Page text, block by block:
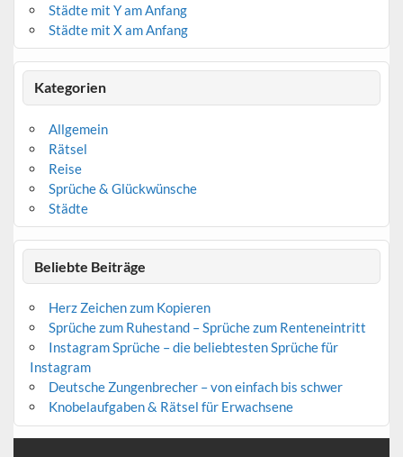
Städte mit Y am Anfang
Städte mit X am Anfang
Kategorien
Allgemein
Rätsel
Reise
Sprüche & Glückwünsche
Städte
Beliebte Beiträge
Herz Zeichen zum Kopieren
Sprüche zum Ruhestand – Sprüche zum Renteneintritt
Instagram Sprüche – die beliebtesten Sprüche für
Instagram
Deutsche Zungenbrecher – von einfach bis schwer
Knobelaufgaben & Rätsel für Erwachsene